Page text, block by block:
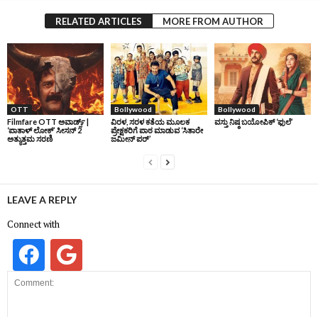
RELATED ARTICLES MORE FROM AUTHOR
OTT
Filmfare OTT ಅವಾರ್ಡ್ಸ್‌ |
‘ಪಾತಾಳ್‌ ಲೋಕ್‌’ ಸೀಸನ್‌ 2
ಅತ್ಯುತ್ತಮ ಸರಣಿ
Bollywood
ವಿರಳ, ಸರಳ ಕತೆಯ ಮೂಲಕ
ಪ್ರೇಕ್ಷಕರಿಗೆ ಪಾಠ ಮಾಡುವ ‘ಸಿತಾರೇ
ಜಮೀನ್‌ ಪರ್’
Bollywood
ವಸ್ತು ನಿಷ್ಠ ಬಯೋಪಿಕ್‌ ‘ಫುಲೆ’
LEAVE A REPLY
Connect with